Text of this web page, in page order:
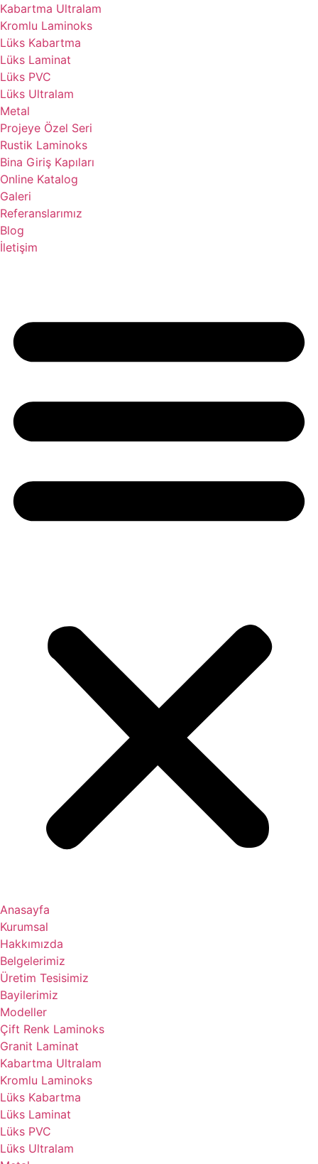
Kabartma Ultralam
Kromlu Laminoks
Lüks Kabartma
Lüks Laminat
Lüks PVC
Lüks Ultralam
Metal
Projeye Özel Seri
Rustik Laminoks
Bina Giriş Kapıları
Online Katalog
Galeri
Referanslarımız
Blog
İletişim
Anasayfa
Kurumsal
Hakkımızda
Belgelerimiz
Üretim Tesisimiz
Bayilerimiz
Modeller
Çift Renk Laminoks
Granit Laminat
Kabartma Ultralam
Kromlu Laminoks
Lüks Kabartma
Lüks Laminat
Lüks PVC
Lüks Ultralam